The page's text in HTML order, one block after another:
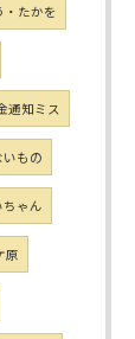
・たかを
通知ミス
いもの
ちゃん
原